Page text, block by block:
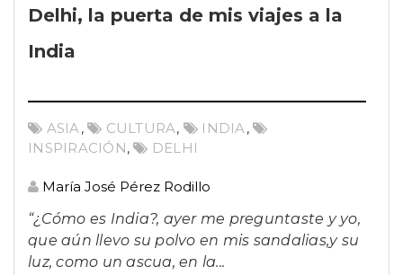
Delhi, la puerta de mis viajes a la
India
ASIA, CULTURA, INDIA,
INSPIRACIÓN, DELHI
María José Pérez Rodillo
“¿Cómo es India?, ayer me preguntaste y yo,
que aún llevo su polvo en mis sandalias,y su
luz, como un ascua, en la...